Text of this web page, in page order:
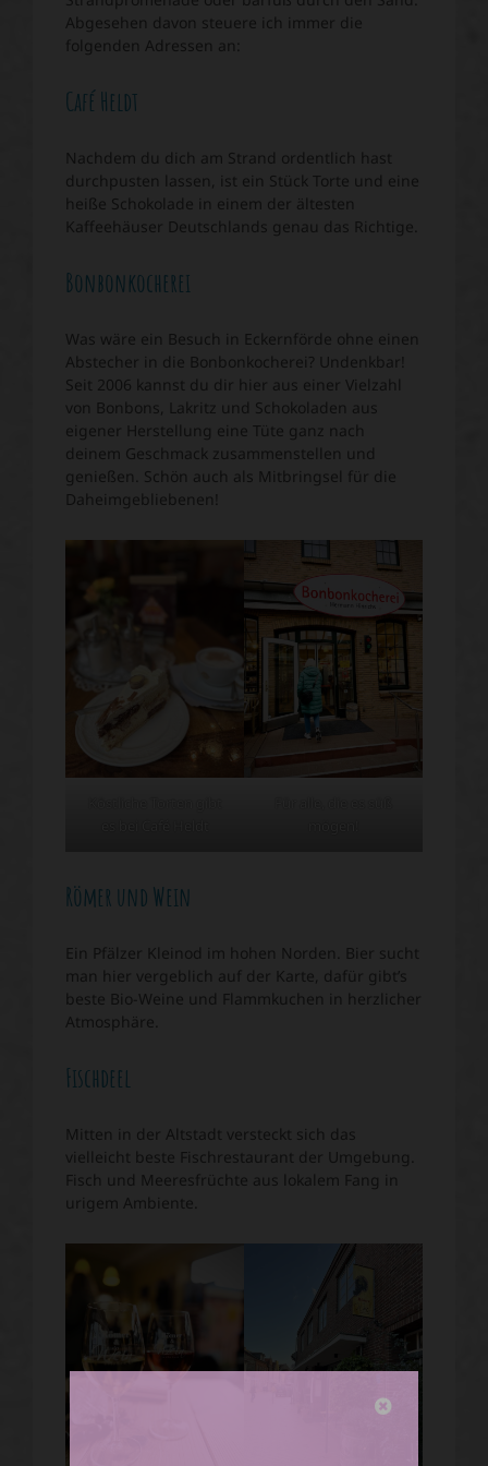
Abgesehen davon steuere ich immer die
folgenden Adressen an:
Café Heldt
Nachdem du dich am Strand ordentlich hast
durchpusten lassen, ist ein Stück Torte und eine
heiße Schokolade in einem der ältesten
Kaffeehäuser Deutschlands genau das Richtige.
Bonbonkocherei
Was wäre ein Besuch in Eckernförde ohne einen
Abstecher in die Bonbonkocherei? Undenkbar!
Seit 2006 kannst du dir hier aus einer Vielzahl
von Bonbons, Lakritz und Schokoladen aus
eigener Herstellung eine Tüte ganz nach
deinem Geschmack zusammenstellen und
genießen. Schön auch als Mitbringsel für die
Daheimgebliebenen!
Römer und Wein
Ein Pfälzer Kleinod im hohen Norden. Bier sucht
man hier vergeblich auf der Karte, dafür gibt’s
beste Bio-Weine und Flammkuchen in herzlicher
Atmosphäre.
Fischdeel
Mitten in der Altstadt versteckt sich das
vielleicht beste Fischrestaurant der Umgebung.
Fisch und Meeresfrüchte aus lokalem Fang in
urigem Ambiente.